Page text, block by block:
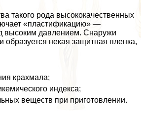
такого рода высококачественных
«пластификацию» —
высоким давлением. Снаружи
образуется некая защитная пленка,
крахмала;
индекса;
веществ при приготовлении.